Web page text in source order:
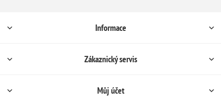
Informace
Zákaznický servis
Můj účet